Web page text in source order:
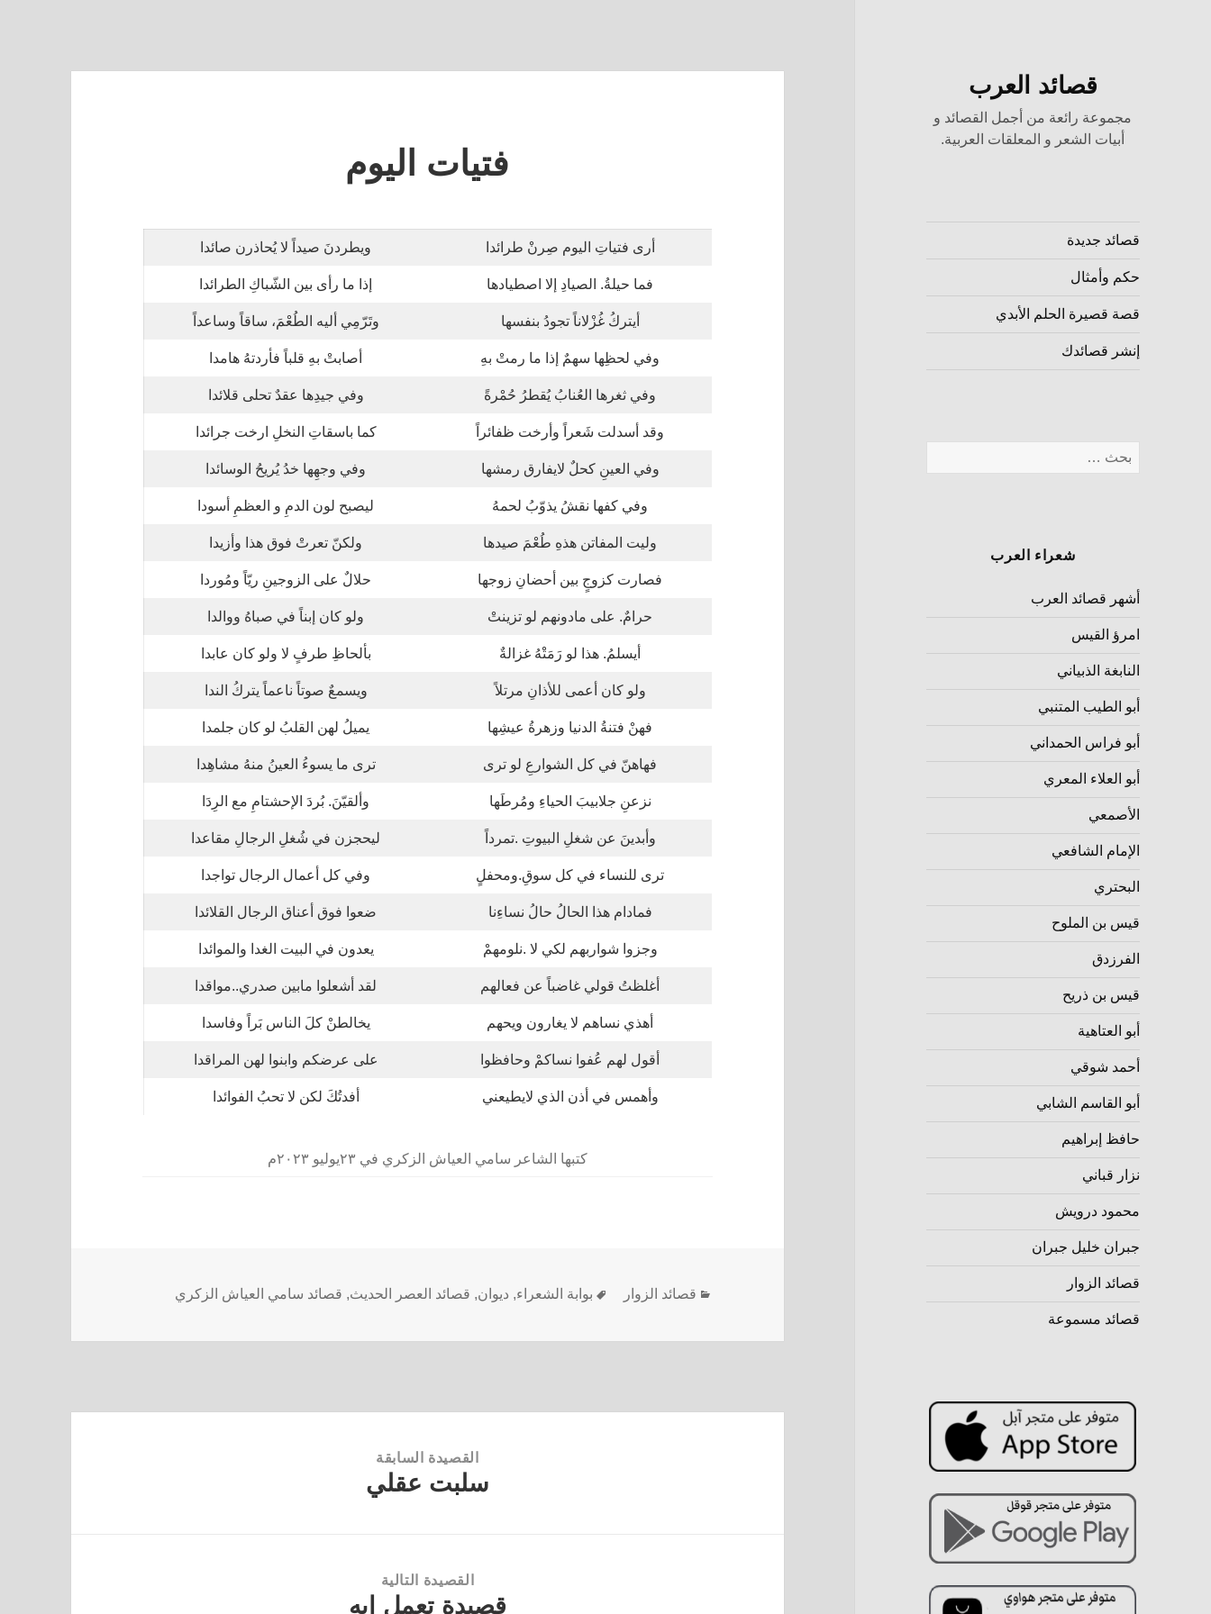
قصائد العرب
مجموعة رائعة من أجمل القصائد و
أبيات الشعر و المعلقات العربية.
قصائد جديدة
حكم وأمثال
قصة قصيرة الحلم الأبدي
إنشر قصائدك
شعراء العرب
أشهر قصائد العرب
امرؤ القيس
النابغة الذبياني
أبو الطيب المتنبي
أبو فراس الحمداني
أبو العلاء المعري
الأصمعي
الإمام الشافعي
البحتري
قيس بن الملوح
الفرزدق
قيس بن ذريح
أبو العتاهية
أحمد شوقي
أبو القاسم الشابي
حافظ إبراهيم
نزار قباني
محمود درويش
جبران خليل جبران
قصائد الزوار
قصائد مسموعة
فتيات اليوم
أرى فتياتِ اليوم صِرنْ طرائدا ويطردنَ صيداً لا يُحاذرن صائدا
فما حيلةُ. الصيادِ إلا اصطيادها إذا ما رأى بين الشّباكِ الطرائدا
أيتركُ غُزْلاناً تجودُ بنفسها وتَرّمِي أليه الطُعْمَ، ساقاً وساعداً
وفي لحظِها سهمٌ إذا ما رمتْ بهِ أصابتْ بهِ قلباً فأردتهُ هامدا
وفي ثغرها العُنابُ يُقطرُ حُمْرةً وفي جيدِها عقدٌ تحلى قلائدا
وقد أسدلت شَعراً وأرخت ظفائراً كما باسقاتِ النخلِ ارخت جرائدا
وفي العينِ كحلٌ لايفارق رمشها وفي وجهِها خدُ يُريحُ الوسائدا
وفي كفها نقشُ يذوّبُ لحمهُ ليصبح لون الدمِ و العظمِ أسودا
وليت المفاتن هذهِ طُعْمَ صيدها ولكنّ تعرتْ فوق هذا وأزيدا
فصارت كزوجٍ بين أحضانِ زوجها حلالٌ على الزوجينِ ريّاً ومُوردا
حرامٌ. على مادونهم لو تزينتْ ولو كان إبناً في صباهُ ووالدا
أيسلمُ. هذا لو رَمَتْهُ غزالةٌ بألحاظِ طرفٍ لا ولو كان عابدا
ولو كان أعمى للأذانِ مرتلاً ويسمعٌ صوتاً ناعماً يتركُ الندا
فهنْ فتنةُ الدنيا وزهرةُ عيشِها يميلُ لهن القلبُ لو كان جلمدا
فهاهنّ في كل الشوارعِ لو ترى ترى ما يسوءُ العينُ منهُ مشاهِدا
نزعنِ جلابيبَ الحياءِ ومُرطَها وألقيّنَ. بُردَ الإحشتامِ مع الرِدَا
وأبدينَ عن شغلِ البيوتِ .تمرداً ليحجزن في شُغلِ الرجالِ مقاعدا
ترى للنساء في كل سوقِ.ومحفلٍ وفي كل أعمال الرجال تواجدا
فمادام هذا الحالُ حالُ نساءِنا ضعوا فوق أعناق الرجال القلائدا
وجزوا شواربهم لكي لا .نلومهمْ يعدون في البيت الغدا والموائدا
أغلظتُ قولي غاضباً عن فعالهم لقد أشعلوا مابين صدري..مواقدا
أهذي نساهم لا يغارون ويحهم يخالطنْ كلَ الناس بَراً وفاسدا
أقول لهم عُفوا نساكمْ وحافظوا على عرضكم وابنوا لهن المراقدا
وأهمس في أذن الذي لايطيعني أفدتُكَ لكن لا تحبُ الفوائدا
كتبها الشاعر سامي العياش الزكري في ٢٣يوليو ٢٠٢٣م
قصائد الزوار بوابة الشعراء, ديوان, قصائد العصر الحديث, قصائد سامي العياش الزكري
القصيدة السابقة
سلبت عقلي
القصيدة التالية
قصيدة تعمل ايه